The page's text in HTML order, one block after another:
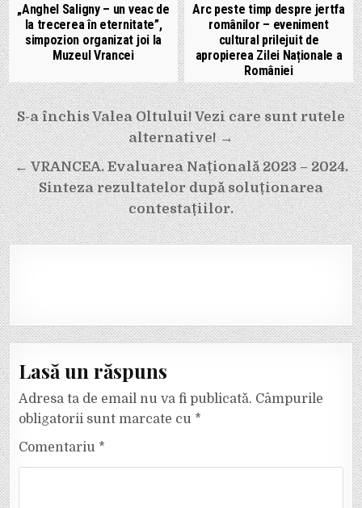
„Anghel Saligny – un veac de
la trecerea în eternitate”,
simpozion organizat joi la
Muzeul Vrancei
Arc peste timp despre jertfa
românilor – eveniment
cultural prilejuit de
apropierea Zilei Naționale a
României
Navigare
în
articole
S-a închis Valea Oltului! Vezi care sunt rutele
alternative! →
← VRANCEA. Evaluarea Națională 2023 – 2024.
Sinteza rezultatelor după soluționarea
contestațiilor.
Lasă un răspuns
Adresa ta de email nu va fi publicată. Câmpurile
obligatorii sunt marcate cu *
Comentariu *